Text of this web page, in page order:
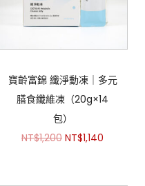
寶齡富錦 纖淨動凍｜多元
膳食纖維凍（20g×14
包）
NT$1,200 NT$1,140